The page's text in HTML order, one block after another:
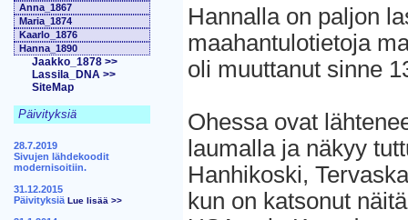
Anna_1867
Maria_1874
Kaarlo_1876
Hanna_1890
Jaakko_1878 >>
Lassila_DNA >>
SiteMap
Päivityksiä
28.7.2019
Sivujen lähdekoodit
modernisoitiin.
31.12.2015
Päivityksiä Lue lisää >>
Hannalla on paljon
maahantulotietoja
oli muuttanut sinne
Ohessa ovat
laumalla ja näkyy
Hanhikoski,
kun on katsonut